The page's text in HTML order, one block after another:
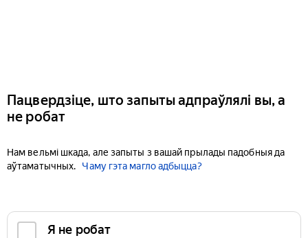
Пацвердзіце, што запыты адпраўлялі вы, а
не робат
Нам вельмі шкада, але запыты з вашай прылады падобныя да
аўтаматычных.
Чаму гэта магло адбыцца?
Я не робат